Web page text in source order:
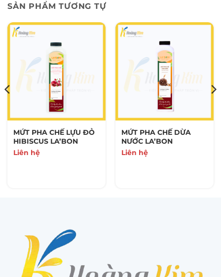
SẢN PHẨM TƯƠNG TỰ
MỨT PHA CHẾ LỰU ĐỎ
HIBISCUS LA’BON
Liên hệ
MỨT PHA CHẾ DỪA
NƯỚC LA’BON
Liên hệ